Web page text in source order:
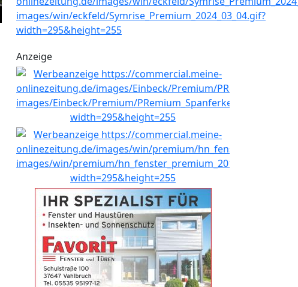
Anzeige